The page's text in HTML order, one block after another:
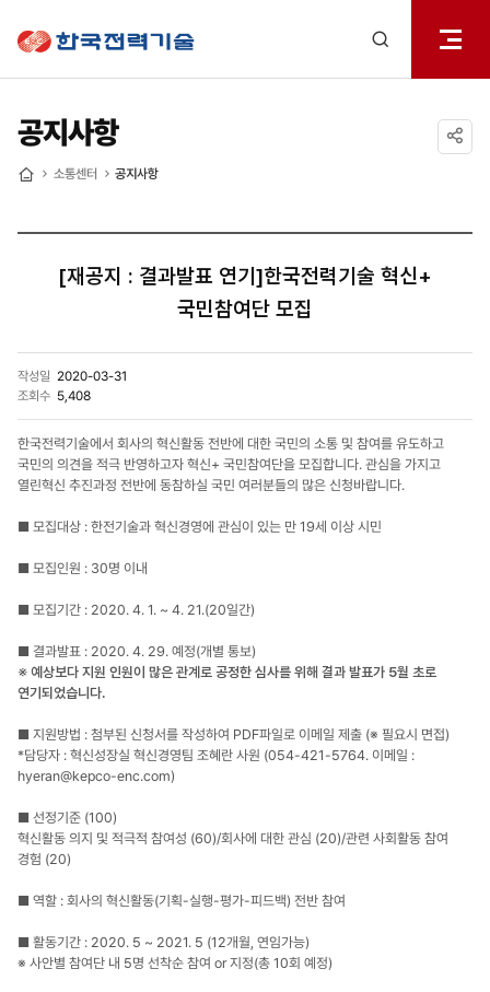
열기
공지사항
소통센터 공지사항
[재공지 : 결과발표 연기]한국전력기술 혁신+
국민참여단 모집
작성일 2020-03-31
조회수 5,408
한국전력기술에서 회사의 혁신활동 전반에 대한 국민의 소통 및 참여를 유도하고
국민의 의견을 적극 반영하고자 혁신+ 국민참여단을 모집합니다. 관심을 가지고
열린혁신 추진과정 전반에 동참하실 국민 여러분들의 많은 신청바랍니다.
■ 모집대상 : 한전기술과 혁신경영에 관심이 있는 만 19세 이상 시민
■ 모집인원 : 30명 이내
■ 모집기간 : 2020. 4. 1. ~ 4. 21.(20일간)
■ 결과발표 : 2020. 4. 29. 예정(개별 통보)
※ 예상보다 지원 인원이 많은 관계로 공정한 심사를 위해 결과 발표가 5월 초로
연기되었습니다.
■ 지원방법 : 첨부된 신청서를 작성하여 PDF파일로 이메일 제출 (※ 필요시 면접)
*담당자 : 혁신성장실 혁신경영팀 조혜란 사원 (054-421-5764. 이메일 :
hyeran@kepco-enc.com)
■ 선정기준 (100)
혁신활동 의지 및 적극적 참여성 (60)/회사에 대한 관심 (20)/관련 사회활동 참여
경험 (20)
■ 역할 : 회사의 혁신활동(기획-실행-평가-피드백) 전반 참여
■ 활동기간 : 2020. 5 ~ 2021. 5 (12개월, 연임가능)
※ 사안별 참여단 내 5명 선착순 참여 or 지정(총 10회 예정)